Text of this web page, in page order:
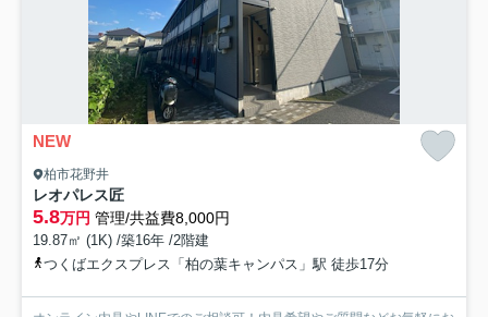
NEW
柏市花野井
レオパレス匠
5.8万円 管理/共益費8,000円
19.87㎡ (1K) /築16年 /2階建
つくばエクスプレス「柏の葉キャンパス」駅 徒歩17分